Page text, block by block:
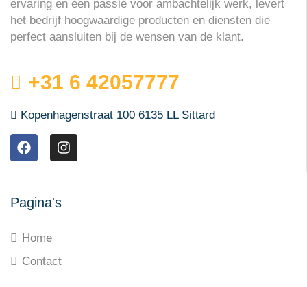
ervaring en een passie voor ambachtelijk werk, levert
het bedrijf hoogwaardige producten en diensten die
perfect aansluiten bij de wensen van de klant.
+31 6 42057777
Kopenhagenstraat 100 6135 LL Sittard
Pagina's
Home
Contact